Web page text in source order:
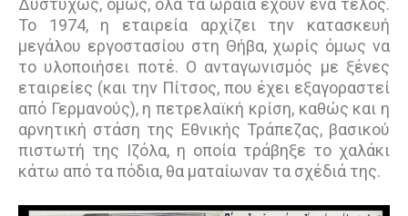
Δυστυχώς, όμως, όλα τα ωραία έχουν ένα τέλος.
Το 1974, η εταιρεία αρχίζει την κατασκευή
μεγάλου εργοστασίου στη Θήβα, χωρίς όμως να
το υλοποιήσει ποτέ. Ο ανταγωνισμός με ξένες
εταιρείες (και την Πίτσος, που έχει εξαγοραστεί
από Γερμανούς), η πετρελαϊκή κρίση, καθώς και η
αρνητική στάση της Εθνικής Τράπεζας, βασικού
πιστωτή της Ιζόλα, η οποία τράβηξε το χαλάκι
κάτω από τα πόδια, θα ματαίωναν τα σχέδιά της.